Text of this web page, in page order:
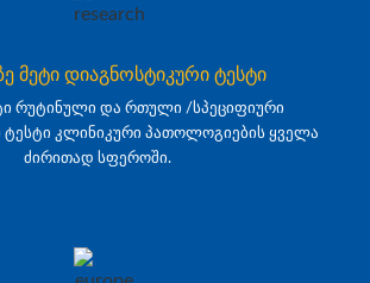
მეტი დიაგნოსტიკური ტესტი
რუტინული და რთული /სპეციფიური
ტესტი კლინიკური პათოლოგიების ყველა
ძირითად სფეროში.